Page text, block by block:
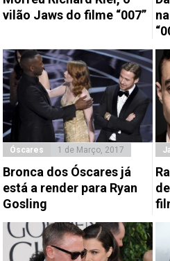
vilão Jaws do filme “007”
Óscares 1 de Março, 2017
Bronca dos Óscares já
está a render para Ryan
Gosling